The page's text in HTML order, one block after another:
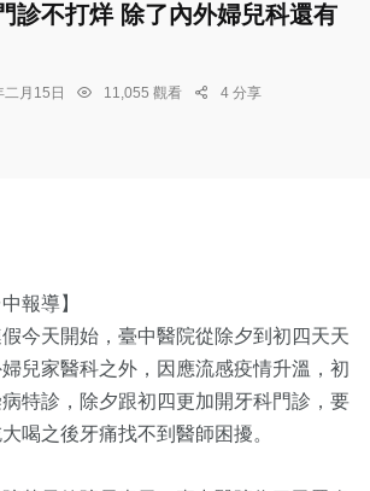
診不打烊 除了內外婦兒科還有
月15日 11,055 觀看 4 分享
報導】
今天開始，臺中醫院從除夕到初四天天
兒家醫科之外，因應流感疫情升溫，初
特診，除夕跟初四更加開牙科門診，要
喝之後牙痛找不到醫師困擾。